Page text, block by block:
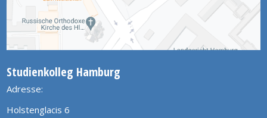
Studienkolleg Hamburg
Adresse:
Holstenglacis 6